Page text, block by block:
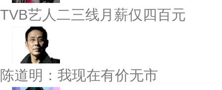
TVB艺人二三线月薪仅四百元
陈道明：我现在有价无市